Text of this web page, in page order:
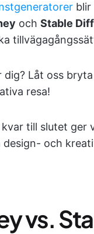
blir
och Stable
dig? Låt oss
resa!
till slutet
design- och
vs.